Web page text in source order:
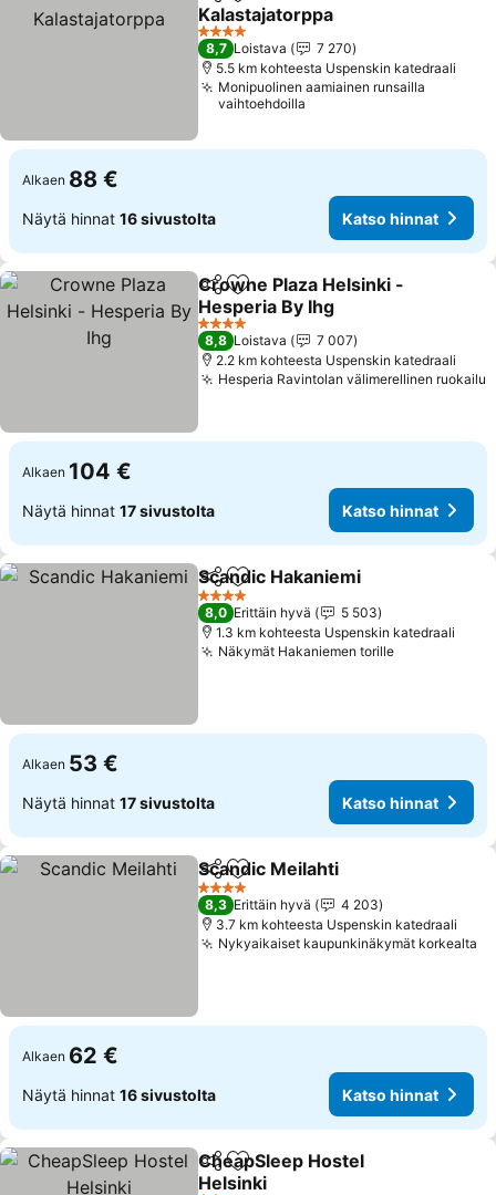
Kalastajatorppa
Katso hinnat
4 Tähtiluokitus
8,7 Loistava
7 270
5.5 km kohteesta Uspenskin katedraali
Monipuolinen aamiainen runsailla
vaihtoehdoilla
Alkaen 88 €
Näytä hinnat 16 sivustolta Katso hinnat
Jaa Lisää suosikkeihin
Crowne Plaza Helsinki -
Hesperia By Ihg
Katso hinnat
4 Tähtiluokitus
8,8 Loistava
7 007
2.2 km kohteesta Uspenskin katedraali
Hesperia Ravintolan välimerellinen ruokailu
Alkaen 104 €
Näytä hinnat 17 sivustolta Katso hinnat
Jaa Lisää suosikkeihin
Scandic Hakaniemi
4 Tähtiluokitus
8,0 Erittäin hyvä
5 503
1.3 km kohteesta Uspenskin katedraali
Näkymät Hakaniemen torilleKatso
Alkaen 53 €
Näytä hinnat 17 sivustolta Katso hinnat
Jaa Lisää suosikkeihin
Scandic Meilahti
4 Tähtiluokitus
8,3 Erittäin hyvä
4 203
3.7 km kohteesta Uspenskin katedraali
Nykyaikaiset kaupunkinäkymät korkealta
Alkaen 62 €
Näytä hinnat 16 sivustolta Katso hinnat
Jaa Lisää suosikkeihin
CheapSleep Hostel
Helsinki